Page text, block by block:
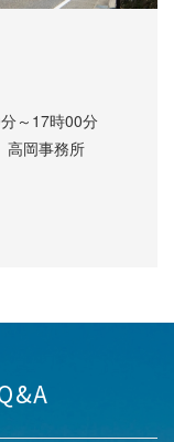
～17時00分
高岡事務所